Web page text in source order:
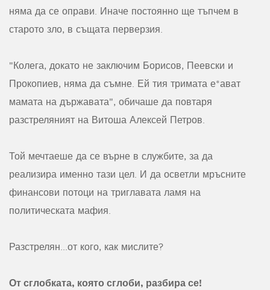
няма да се оправи. Иначе постоянно ще тъпчем в
старото зло, в същата перверзия.
"Колега, докато не заключим Борисов, Пеевски и
Прокопиев, няма да съмне. Ей тия тримата е*ават
мамата на държавата", обичаше да повтаря
разстреляният на Витоша Алексей Петров.
Той мечтаеше да се върне в службите, за да
реализира именно тази цел. И да осветли мръсните
финансови потоци на триглавата ламя на
политическата мафия.
Разстрелян...от кого, как мислите?
От сглобката, която сглоби, разбира се!